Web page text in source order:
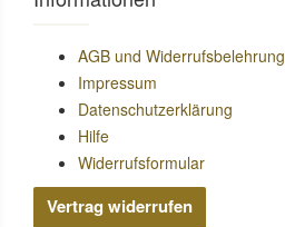
AGB und Widerrufsbelehrung
Impressum
Datenschutzerklärung
Hilfe
Widerrufsformular
Vertrag widerrufen